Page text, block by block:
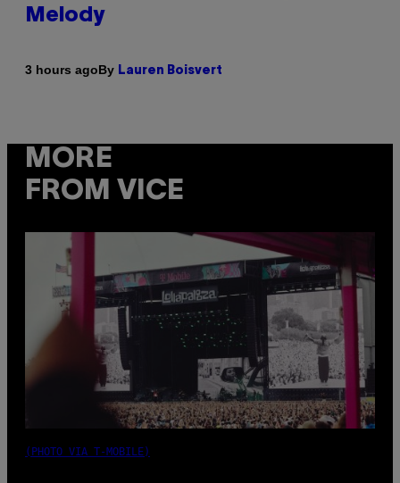
Melody
3 hours agoBy Lauren Boisvert
MORE
FROM VICE
(PHOTO VIA T-MOBILE)